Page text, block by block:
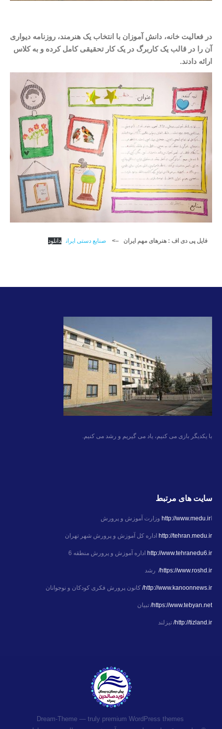
در فعالیت خانه، دانش آموزان با انتخاب یک هنرمند، روزنامه دیواری
آن را در قالب یک کاربرگ در یک کار تحقیقی کامل کرده و به کلاس
ارائه دادند.
فایل پی دی اف : هنرهای مهم ایران –> صنایع دستی ایران دانلود
با یکدیگر بازی می کنیم، یاد می گیریم و رشد می کنیم.
سایت های مرتبط
http://www.medu.ir وزارت آموزش و پرورش
http://tehran.medu.ir اداره کل آموزش و پرورش شهر تهران
http://www.tehranedu6.ir اداره آموزش و پرورش منطقه 6
https://www.roshd.ir/ رشد
http://www.kanoonnews.ir/ کانون پرورش فکری کودکان و نوجوانان
https://www.tebyan.net/ تبیان
http://tizland.ir/ تیزلند
premium WordPress themes